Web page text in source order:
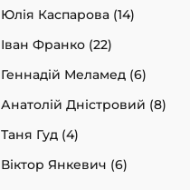
Юлія Каспарова (14)
Іван Франко (22)
Геннадій Меламед (6)
Анатолій Дністровий (8)
Таня Гуд (4)
Віктор Янкевич (6)